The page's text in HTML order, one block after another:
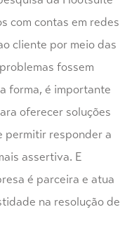
com contas em redes
cliente por meio das
fossem
forma, é importante
oferecer soluções
permitir responder a
assertiva. E
é parceira e atua
na resolução de